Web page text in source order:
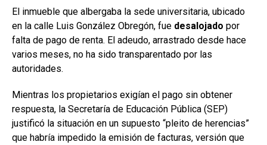
El inmueble que albergaba la sede universitaria, ubicado
en la calle Luis González Obregón, fue desalojado por
falta de pago de renta. El adeudo, arrastrado desde hace
varios meses, no ha sido transparentado por las
autoridades.
Mientras los propietarios exigían el pago sin obtener
respuesta, la Secretaría de Educación Pública (SEP)
justificó la situación en un supuesto “pleito de herencias”
que habría impedido la emisión de facturas, versión que